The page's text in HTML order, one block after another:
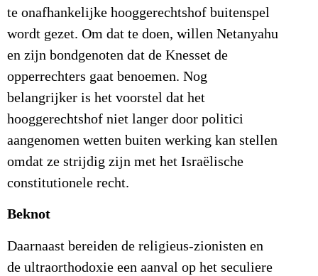
te onafhankelijke hooggerechtshof buitenspel
wordt gezet. Om dat te doen, willen Netanyahu
en zijn bondgenoten dat de Knesset de
opperrechters gaat benoemen. Nog
belangrijker is het voorstel dat het
hooggerechtshof niet langer door politici
aangenomen wetten buiten werking kan stellen
omdat ze strijdig zijn met het Israëlische
constitutionele recht.
Beknot
Daarnaast bereiden de religieus-zionisten en
de ultraorthodoxie een aanval op het seculiere